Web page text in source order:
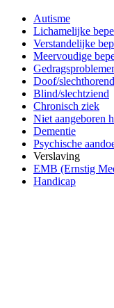
Autisme
Lichamelijke
Verstandelijke
Meervoudige
Doof/slechthorend
Blind/slechtziend
Chronisch ziek
Niet aangeboren
Dementie
Psychische
Verslaving
EMB (Ernstig
Handicap